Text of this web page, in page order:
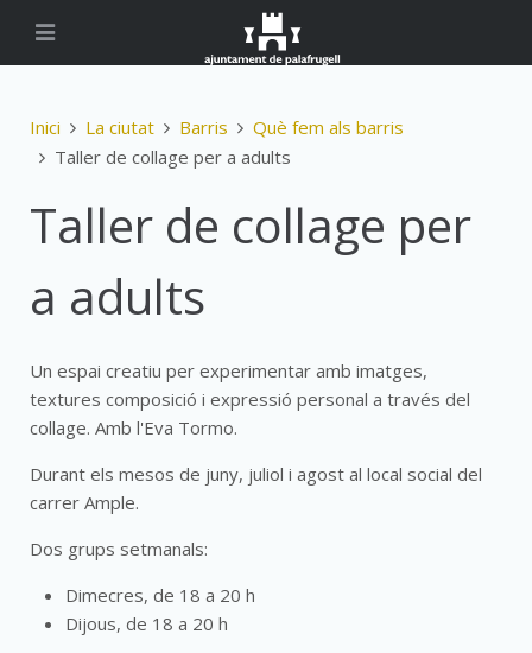
Inici La ciutat Barris
Què fem als barris
Taller de collage per a adults
Taller de collage per
a adults
Un espai creatiu per experimentar amb imatges,
textures composició i expressió personal a través del
collage. Amb l'Eva Tormo.
Durant els mesos de juny, juliol i agost al local social del
carrer Ample.
Dos grups setmanals:
Dimecres, de 18 a 20 h
Dijous, de 18 a 20 h